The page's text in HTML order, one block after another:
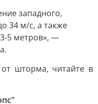
западного,
34 м/с, а также
5 метров», —
шторма, читайте в